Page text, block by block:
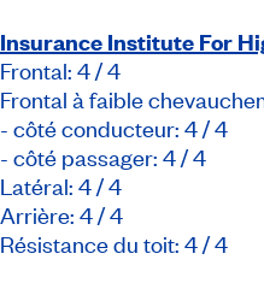
Insurance Institute For
Frontal: 4 / 4
Frontal à faible
- côté conducteur: 4 / 4
- côté passager: 4 / 4
Latéral: 4 / 4
Arrière: 4 / 4
Résistance du toit: 4 / 4